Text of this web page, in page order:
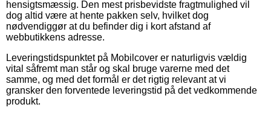
hensigtsmæssig. Den mest prisbevidste fragtmulighed vil
dog altid være at hente pakken selv, hvilket dog
nødvendiggør at du befinder dig i kort afstand af
webbutikkens adresse.
Leveringstidspunktet på Mobilcover er naturligvis vældig
vital såfremt man står og skal bruge varerne med det
samme, og med det formål er det rigtig relevant at vi
gransker den forventede leveringstid på det vedkommende
produkt.